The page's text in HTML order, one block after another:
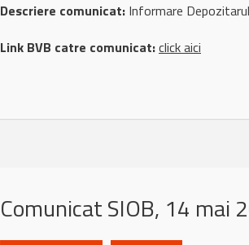
Descriere comunicat: Informare
Link BVB catre comunicat:click aici
Comunicat SIOB, 14 mai